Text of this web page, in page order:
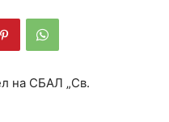
на СБАЛ „Св.